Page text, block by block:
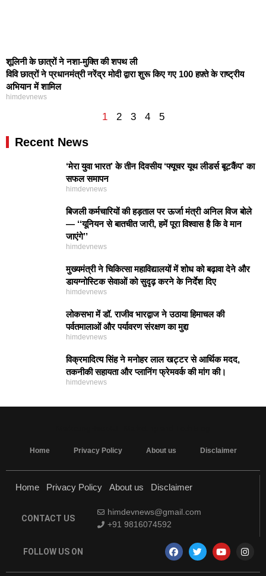
शूलिनी के छात्रों ने नशा-मुक्ति की शपथ ली
विवि छात्रों ने प्रधानमंत्री नरेंद्र मोदी द्वारा शुरू किए गए 100 हफ़्ते के राष्ट्रीय
अभियान में शामिल
himdevnews
1 2 3 4 5
Recent News
‘मेरा युवा भारत’ के तीन दिवसीय ‘फ्यूचर यूथ लीडर्स बूटकैंप’ का
सफल समापन
himdevnews
बिजली कर्मचारियों की हड़ताल पर ऊर्जा मंत्री अनिल विज बोले
— ‘‘यूनियन से बातचीत जारी, हमें पूरा विश्वास है कि वे मान
जाएंगे’’
himdevnews
मुख्यमंत्री ने चिकित्सा महाविद्यालयों में शोध को बढ़ावा देने और
डायग्नोस्टिक सेवाओं को सुदृढ़ करने के निर्देश दिए
himdevnews
लोकसभा में डॉ. राजीव भारद्वाज ने उठाया हिमाचल की
पर्वतमालाओं और पर्यावरण संरक्षण का मुद्दा
himdevnews
विक्रमादित्य सिंह ने मनोहर लाल खट्टर से आर्थिक मदद,
तकनीकी सहायता और प्लानिंग फ्रेमवर्क की मांग की।
himdevnews
Home Privacy Policy About us Disclaimer
Home Privacy Policy About us Disclaimer
CONTACT US
himdevnews@gmail.com
+91 9816074592
FOLLOW US ON